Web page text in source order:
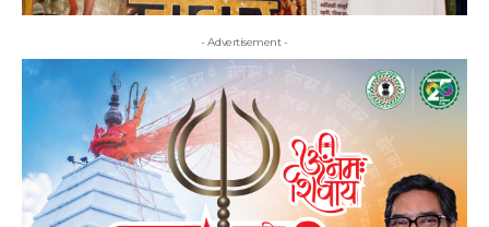
- Advertisement -